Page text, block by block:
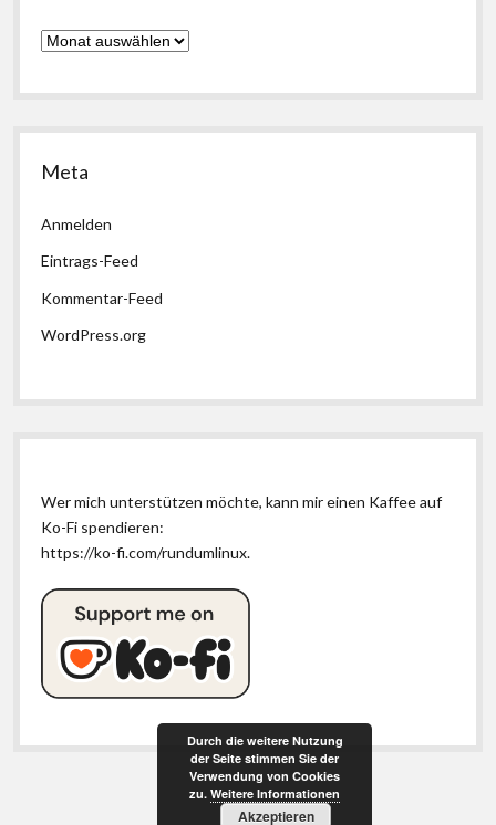
Archiv
Meta
Anmelden
Eintrags-Feed
Kommentar-Feed
WordPress.org
Wer mich unterstützen möchte, kann mir einen Kaffee auf
Ko-Fi spendieren:
https://ko-fi.com/rundumlinux.
Durch die weitere Nutzung
der Seite stimmen Sie der
Verwendung von Cookies
zu. Weitere Informationen
Akzeptieren